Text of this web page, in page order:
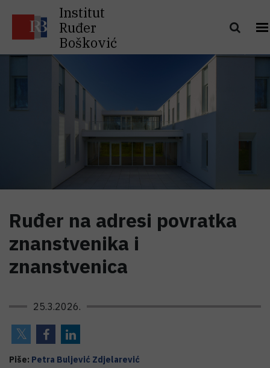
Institut
Ruđer
Bošković
Ruđer na adresi povratka
znanstvenika i
znanstvenica
25.3.2026.
Piše: Petra Buljević Zdjelarević